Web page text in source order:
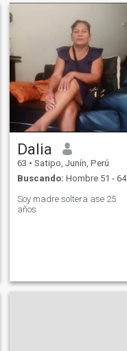
Dalia
63 • Satipo, Junín, Perú
Buscando: Hombre 51 - 64
Soy madre soltera ase 25
años